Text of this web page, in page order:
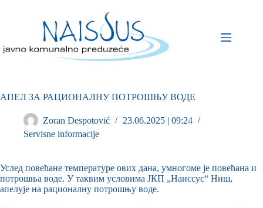
АПЕЛ ЗА РАЦИОНАЛНУ ПОТРОШЊУ ВОДЕ
Zoran Despotović
23.06.2025 | 09:24
Servisne informacije
Услед повећане температуре ових дана, умногоме је повећана и
потрошња воде. У таквим условима ЈКП „Наиссус“ Ниш,
апелује на рационалну потрошњу воде.